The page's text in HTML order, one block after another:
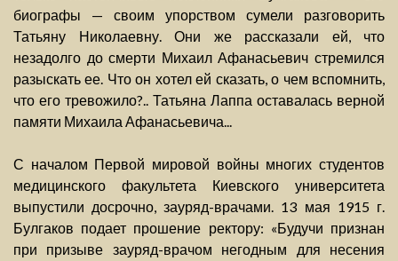
биографы — своим упорством сумели разговорить
Татьяну Николаевну. Они же рассказали ей, что
незадолго до смерти Михаил Афанасьевич стремился
разыскать ее. Что он хотел ей сказать, о чем вспомнить,
что его тревожило?.. Татьяна Лаппа оставалась верной
памяти Михаила Афанасьевича...
С началом Первой мировой войны многих студентов
медицинского факультета Киевского университета
выпустили досрочно, зауряд-врачами. 13 мая 1915 г.
Булгаков подает прошение ректору: «Будучи признан
при призыве зауряд-врачом негодным для несения